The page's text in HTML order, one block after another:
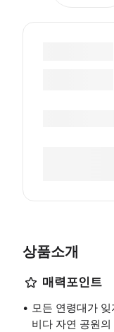
상품소개
매력포인트
모든 연령대가
비다 자연 공원